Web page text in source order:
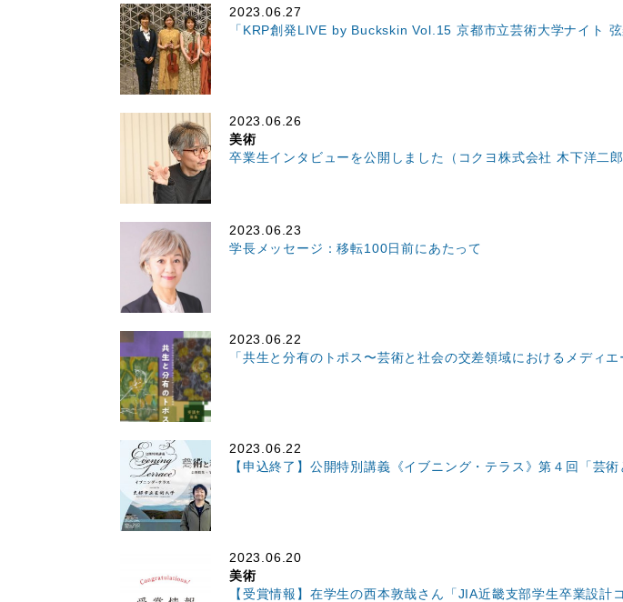
2023.06.27
「KRP創発LIVE by Buckskin Vol.15 京都市立芸術大学ナイト
2023.06.26
美術
卒業生インタビューを公開しました（コクヨ株式会社 木下洋二
2023.06.23
学長メッセージ：移転100日前にあたって
2023.06.22
「共生と分有のトポス〜芸術と社会の交差領域におけるメディ
2023.06.22
【申込終了】公開特別講義《イブニング・テラス》第４回「芸術
2023.06.20
美術
【受賞情報】在学生の西本敦哉さん「JIA近畿支部学生卒業設計